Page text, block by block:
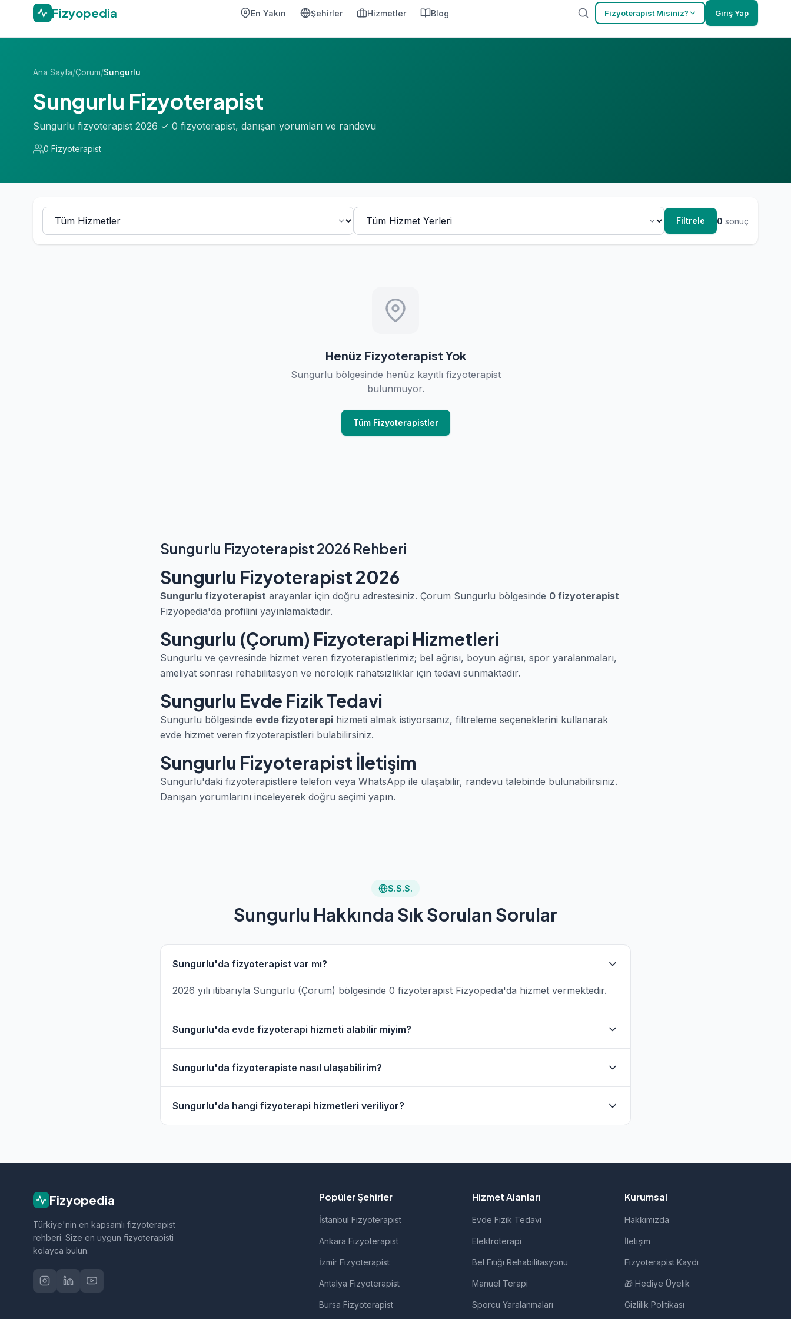
Fizyopedia En Yakın Şehirler Hizmetler Blog Fizyoterapist Misiniz? Giriş Yap
Ana Sayfa/Çorum/Sungurlu
Sungurlu Fizyoterapist
Sungurlu fizyoterapist 2026 ✓ 0 fizyoterapist, danışan yorumları ve randevu
0 Fizyoterapist
Filtrele 0 sonuç
Henüz Fizyoterapist Yok
Sungurlu bölgesinde henüz kayıtlı fizyoterapist
bulunmuyor.
Tüm Fizyoterapistler
Sungurlu Fizyoterapist 2026 Rehberi
Sungurlu Fizyoterapist 2026
Sungurlu fizyoterapist arayanlar için doğru adrestesiniz. Çorum Sungurlu bölgesinde 0 fizyoterapist
Fizyopedia'da profilini yayınlamaktadır.
Sungurlu (Çorum) Fizyoterapi Hizmetleri
Sungurlu ve çevresinde hizmet veren fizyoterapistlerimiz; bel ağrısı, boyun ağrısı, spor yaralanmaları,
ameliyat sonrası rehabilitasyon ve nörolojik rahatsızlıklar için tedavi sunmaktadır.
Sungurlu Evde Fizik Tedavi
Sungurlu bölgesinde evde fizyoterapi hizmeti almak istiyorsanız, filtreleme seçeneklerini kullanarak
evde hizmet veren fizyoterapistleri bulabilirsiniz.
Sungurlu Fizyoterapist İletişim
Sungurlu'daki fizyoterapistlere telefon veya WhatsApp ile ulaşabilir, randevu talebinde bulunabilirsiniz.
Danışan yorumlarını inceleyerek doğru seçimi yapın.
S.S.S.
Sungurlu Hakkında Sık Sorulan Sorular
Sungurlu'da fizyoterapist var mı?
2026 yılı itibarıyla Sungurlu (Çorum) bölgesinde 0 fizyoterapist Fizyopedia'da hizmet vermektedir.
Sungurlu'da evde fizyoterapi hizmeti alabilir miyim?
hizmet filtresini kullanarak bu fizyoterapistleri bulabilirsiniz.
Sungurlu'da fizyoterapiste nasıl ulaşabilirim?
geçebilirsiniz.
Sungurlu'da hangi fizyoterapi hizmetleri veriliyor?
Fizyopedia
Türkiye'nin en kapsamlı fizyoterapist
rehberi. Size en uygun fizyoterapisti
kolayca bulun.
Popüler Şehirler
İstanbul Fizyoterapist
Ankara Fizyoterapist
İzmir Fizyoterapist
Antalya Fizyoterapist
Bursa Fizyoterapist
Hizmet Alanları
Evde Fizik Tedavi
Elektroterapi
Bel Fıtığı Rehabilitasyonu
Manuel Terapi
Sporcu Yaralanmaları
Kurumsal
Hakkımızda
İletişim
Fizyoterapist Kaydı
🎁 Hediye Üyelik
Gizlilik Politikası